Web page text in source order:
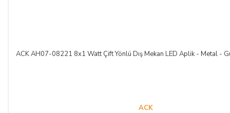
ACK AH07-08221 8x1 Watt Çift Yönlü Dış Mekan LED Aplik - Metal -
ACK